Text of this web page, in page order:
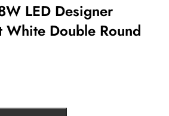
LED Designer
Double Round